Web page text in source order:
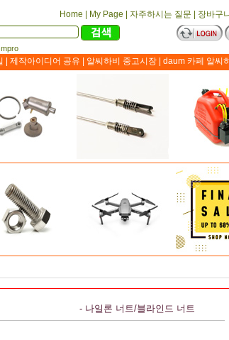
Home My Page 자주하시는 질문
장바구
제작아이디어 공유 알씨하비 중고시장 daum 카페 알씨
- 나일론 너트/블라인드 너트